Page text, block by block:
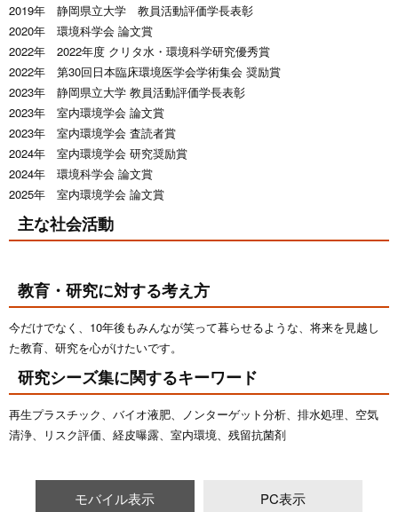
2019年 静岡県立大学 教員活動評価学長表彰
2020年 環境科学会 論文賞
2022年 2022年度 クリタ水・環境科学研究優秀賞
2022年 第30回日本臨床環境医学会学術集会 奨励賞
2023年 静岡県立大学 教員活動評価学長表彰
2023年 室内環境学会 論文賞
2023年 室内環境学会 査読者賞
2024年 室内環境学会 研究奨励賞
2024年 環境科学会 論文賞
2025年 室内環境学会 論文賞
主な社会活動
教育・研究に対する考え方
今だけでなく、10年後もみんなが笑って暮らせるような、将来を見越し
た教育、研究を心がけたいです。
研究シーズ集に関するキーワード
再生プラスチック、バイオ液肥、ノンターゲット分析、排水処理、空気
清浄、リスク評価、経皮曝露、室内環境、残留抗菌剤
モバイル表示 PC表示